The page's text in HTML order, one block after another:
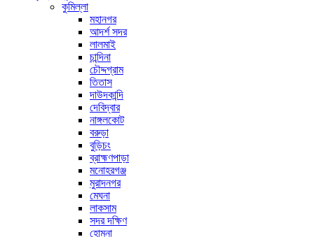
কুমিল্লা
মহানগর
আদর্শ সদর
লালমাই
চান্দিনা
চৌদ্দগ্রাম
তিতাস
দাউদকান্দি
দেবিদ্বার
নাঙ্গলকোট
বরুড়া
বুড়িচং
ব্রাহ্মণপাড়া
মনোহরগঞ্জ
মুরাদনগর
মেঘনা
লাকসাম
সদর দক্ষিণ
হোমনা